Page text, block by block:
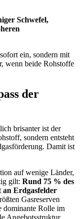
Schwefel,
ein, sondern mit
wenn beide Rohstoffe
der
brisanter ist der
sondern entsteht
Damit ist
auf wenige Länder,
gilt: Rund 75 % des
Erdgasfelder
Gasreserven
dominante Rolle im